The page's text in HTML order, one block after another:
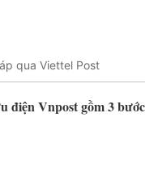
qua Viettel Post
điện Vnpost gồm 3 bước